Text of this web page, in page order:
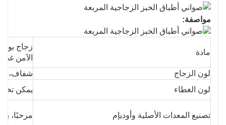
مواصفة:
مادة
زجاج
الآمن
لون الزجاج
شفاف،
لون الغطاء
يمكن
تصنيع المعدات الأصلية وأوديإم مرحبًا،